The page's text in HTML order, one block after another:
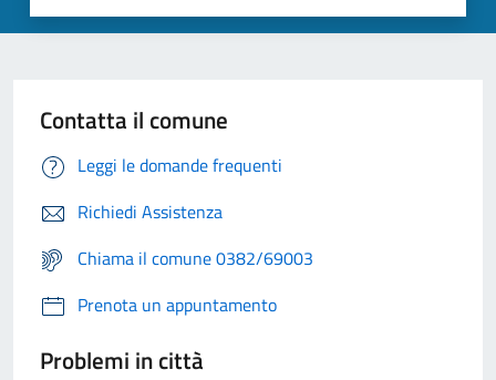
Contatta il comune
Leggi le domande frequenti
Richiedi Assistenza
Chiama il comune 0382/69003
Prenota un appuntamento
Problemi in città